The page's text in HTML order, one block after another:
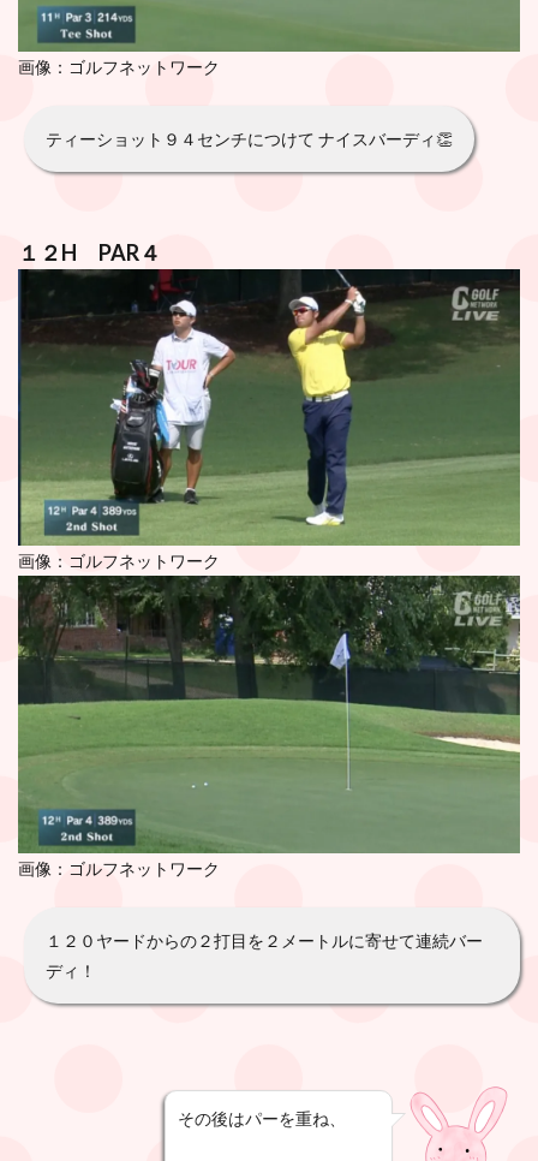
画像：ゴルフネットワーク
ティーショット９４センチにつけて ナイスバーディ👏
１２H PAR４
画像：ゴルフネットワーク
画像：ゴルフネットワーク
１２０ヤードからの２打目を２メートルに寄せて連続バー
ディ！
その後はパーを重ね、